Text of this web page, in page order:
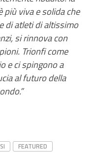
più viva e solida che
di atleti di altissimo
si rinnova con
Trionfi come
e ci spingono a
al futuro della
FEATURED